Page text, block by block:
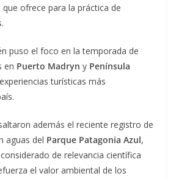
ofrece para la práctica de
puso el foco en la temporada de
en Puerto Madryn y Península
turísticas más
además el reciente registro de
aguas del Parque Patagonia Azul,
de relevancia científica
el valor ambiental de los